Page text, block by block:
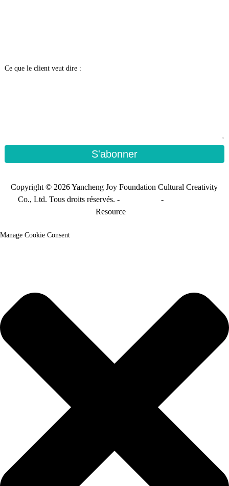
Ce que le client veut dire :
S'abonner
Copyright © 2026 Yancheng Joy Foundation Cultural Creativity
Co., Ltd. Tous droits réservés. -
-
Resource
Manage Cookie Consent